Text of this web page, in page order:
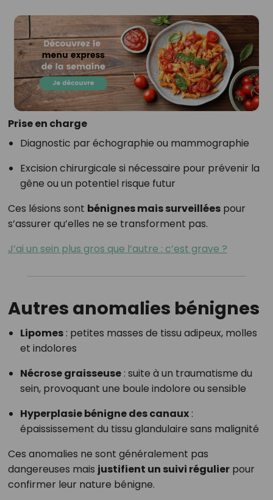
Prise en charge
Diagnostic par échographie ou mammographie
Excision chirurgicale si nécessaire pour prévenir la
gêne ou un potentiel risque futur
Ces lésions sont bénignes mais surveilléespour
s’assurer qu’elles ne se transforment pas.
J’ai un sein plus gros que l’autre : c’est grave ?
Autres anomalies bénignes
Lipomes: petites masses de tissu adipeux, molles
et indolores
Nécrose graisseuse: suite à un traumatisme du
sein, provoquant une boule indolore ou sensible
Hyperplasie bénigne des canaux:
épaississement du tissu glandulaire sans malignité
Ces anomalies ne sont généralement pas
dangereuses mais justifient un suivi régulierpour
confirmer leur nature bénigne.